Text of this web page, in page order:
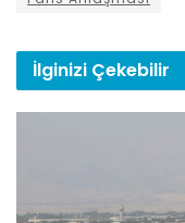
İlginizi Çekebilir